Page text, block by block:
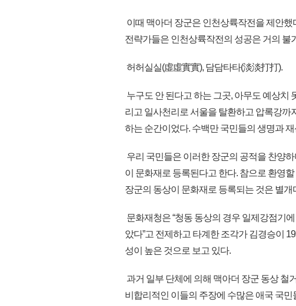
이때 맥아더 장군은 인천상륙작전을 제안
전략가들은 인천상륙작전의 성공은 거의 불
허허실실(虛虛實實), 담담타타(淡淡打打).
누구도 안 된다고 하는 그곳, 아무도 예상치
리고 일사천리로 서울을 탈환하고 압록강
하는 순간이었다. 수백만 국민들의 생명과
우리 국민들은 이러한 장군의 공적을 찬양
이 문화재로 등록된다고 한다. 참으로 환영
장군의 동상이 문화재로 등록되는 것은 별개
문화재청은 “청동 동상의 경우 일제강점기
았다”고 전제하고 타계한 조각가 김경승이
성이 높은 것으로 보고 있다.
과거 일부 단체에 의해 맥아더 장군 동상 철
비합리적인 이들의 주장에 수많은 애국 국